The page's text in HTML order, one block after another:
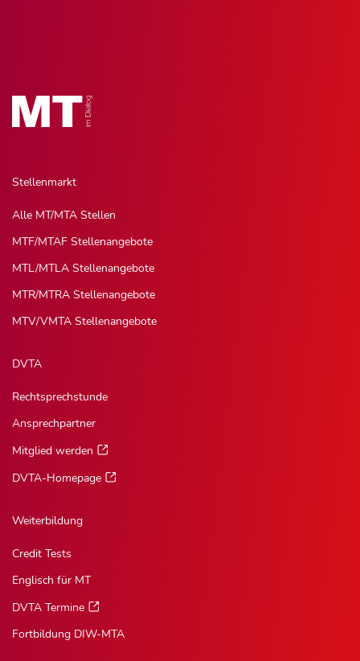
Stellenmarkt
Alle MT/MTA Stellen
MTF/MTAF Stellenangebote
MTL/MTLA Stellenangebote
MTR/MTRA Stellenangebote
MTV/VMTA Stellenangebote
DVTA
Rechtsprechstunde
Ansprechpartner
Mitglied werden
DVTA-Homepage
Weiterbildung
Credit Tests
Englisch für MT
DVTA Termine
Fortbildung DIW-MTA